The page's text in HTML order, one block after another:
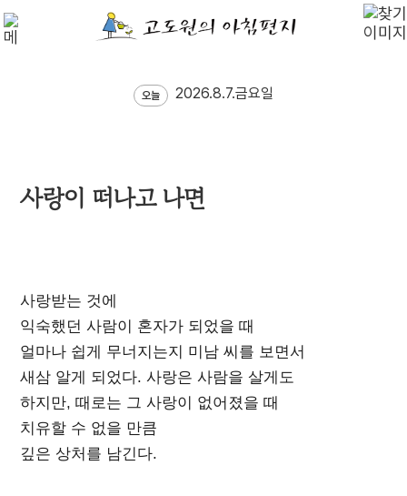
오늘 2026.8.7.금요일
사랑이 떠나고 나면
사랑받는 것에
익숙했던 사람이 혼자가 되었을 때
얼마나 쉽게 무너지는지 미남 씨를 보면서
새삼 알게 되었다. 사랑은 사람을 살게도
하지만, 때로는 그 사랑이 없어졌을 때
치유할 수 없을 만큼
깊은 상처를 남긴다.